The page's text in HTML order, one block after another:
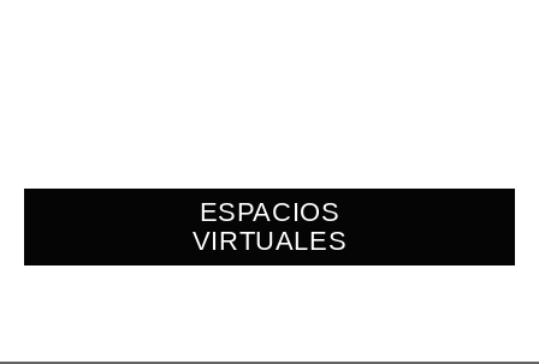
ESPACIOS
VIRTUALES